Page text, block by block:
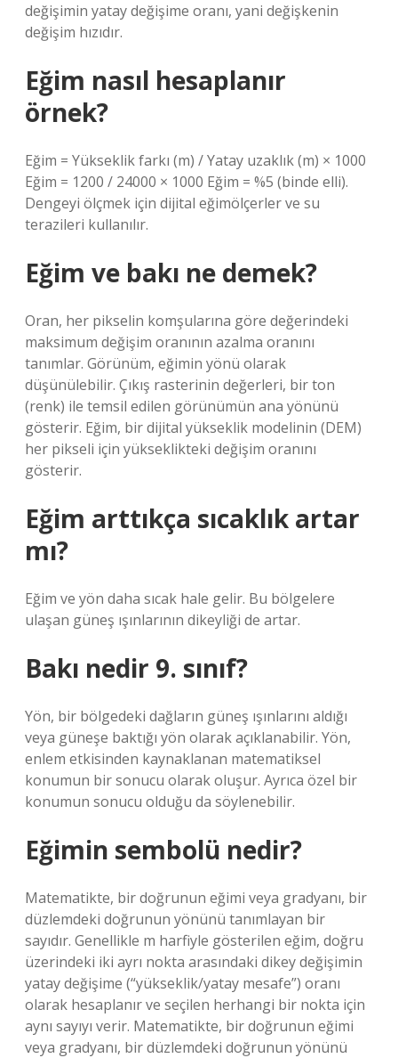
değişimin yatay değişime oranı, yani değişkenin
değişim hızıdır.
Eğim nasıl hesaplanır
örnek?
Eğim = Yükseklik farkı (m) / Yatay uzaklık (m) × 1000
Eğim = 1200 / 24000 × 1000 Eğim = %5 (binde elli).
Dengeyi ölçmek için dijital eğimölçerler ve su
terazileri kullanılır.
Eğim ve bakı ne demek?
Oran, her pikselin komşularına göre değerindeki
maksimum değişim oranının azalma oranını
tanımlar. Görünüm, eğimin yönü olarak
düşünülebilir. Çıkış rasterinin değerleri, bir ton
(renk) ile temsil edilen görünümün ana yönünü
gösterir. Eğim, bir dijital yükseklik modelinin (DEM)
her pikseli için yükseklikteki değişim oranını
gösterir.
Eğim arttıkça sıcaklık artar
mı?
Eğim ve yön daha sıcak hale gelir. Bu bölgelere
ulaşan güneş ışınlarının dikeyliği de artar.
Bakı nedir 9. sınıf?
Yön, bir bölgedeki dağların güneş ışınlarını aldığı
veya güneşe baktığı yön olarak açıklanabilir. Yön,
enlem etkisinden kaynaklanan matematiksel
konumun bir sonucu olarak oluşur. Ayrıca özel bir
konumun sonucu olduğu da söylenebilir.
Eğimin sembolü nedir?
Matematikte, bir doğrunun eğimi veya gradyanı, bir
düzlemdeki doğrunun yönünü tanımlayan bir
sayıdır. Genellikle m harfiyle gösterilen eğim, doğru
üzerindeki iki ayrı nokta arasındaki dikey değişimin
yatay değişime (“yükseklik/yatay mesafe”) oranı
olarak hesaplanır ve seçilen herhangi bir nokta için
aynı sayıyı verir. Matematikte, bir doğrunun eğimi
veya gradyanı, bir düzlemdeki doğrunun yönünü